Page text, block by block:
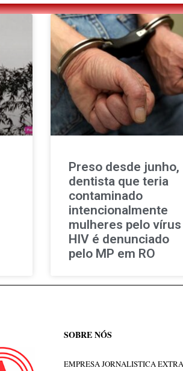
Preso desde junho,
dentista que teria
contaminado
intencionalmente
mulheres pelo vírus
HIV é denunciado
pelo MP em RO
SOBRE NÓS
EMPRESA JORNALISTICA